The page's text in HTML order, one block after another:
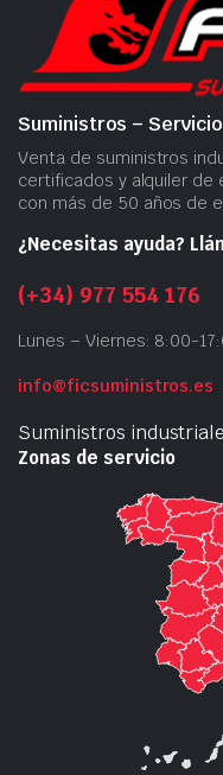
Suministros –
Venta de suministros
certificados y alquiler de
con más de 50 años de
¿Necesitas ayuda?
(+34) 977 554 176
Lunes – Viernes: 8:00-
info@ficsuministros.es
Suministros
Zonas de servicio